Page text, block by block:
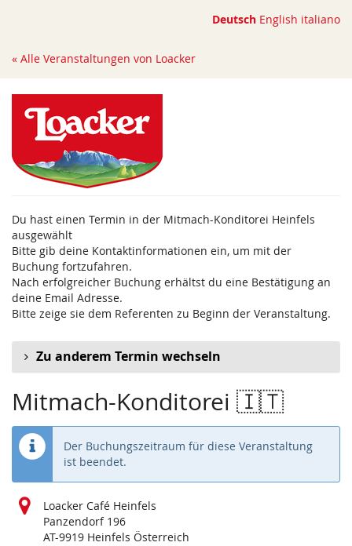
springen
Deutsch English italiano
« Alle Veranstaltungen von Loacker
Du hast einen Termin in der Mitmach-Konditorei Heinfels
ausgewählt
Bitte gib deine Kontaktinformationen ein, um mit der
Buchung fortzufahren.
Nach erfolgreicher Buchung erhältst du eine Bestätigung an
deine Email Adresse.
Bitte zeige sie dem Referenten zu Beginn der Veranstaltung.
Zu anderem Termin wechseln
Mitmach-Konditorei 🇮🇹
Der Buchungszeitraum für diese Veranstaltung
ist beendet.
Loacker Café Heinfels
Panzendorf 196
AT-9919 Heinfels Österreich